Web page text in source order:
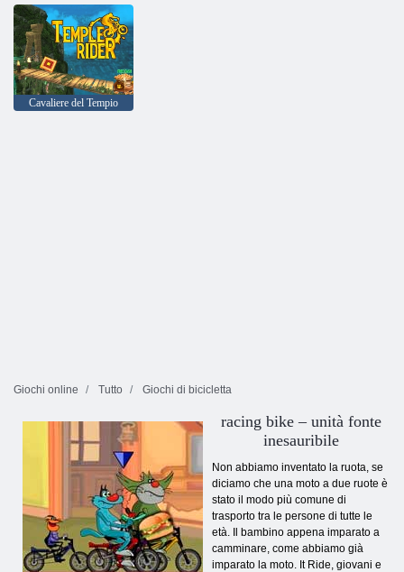
Cavaliere del Tempio
Giochi online Tutto Giochi di bicicletta
racing bike – unità fonte
inesauribile
Non abbiamo inventato la ruota, se
diciamo che una moto a due ruote è
stato il modo più comune di
trasporto tra le persone di tutte le
età. Il bambino appena imparato a
camminare, come abbiamo già
imparato la moto. It Ride, giovani e